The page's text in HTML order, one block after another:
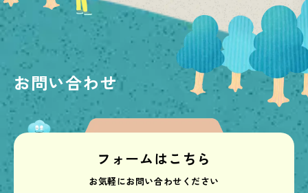
お問い合わせ
フォームはこちら
お気軽にお問い合わせください